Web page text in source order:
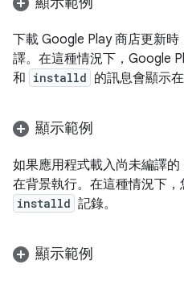
下載 Google Play 商店更新
譯。在這種情況下，Google
和 installd 的訊息會顯示在
顯示範例
如果應用程式載入尚未編譯
在背景執行。在這種情況下，
installd 記錄。
顯示範例